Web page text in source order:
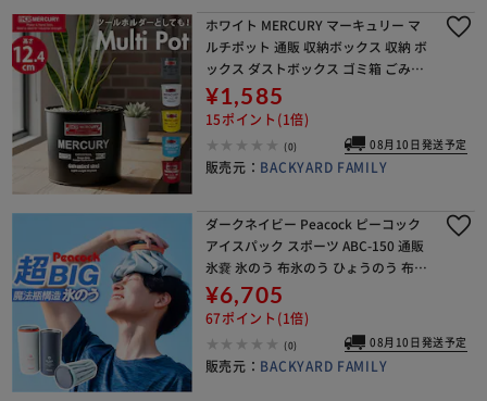
ホワイト MERCURY マーキュリー マ
ルチポット 通販 収納ボックス 収納 ボ
ックス ダストボックス ゴミ箱 ごみ箱
おもちゃ箱 マルチボックス ランドリ
ーボックス アメリカン シンプル レト
¥1,585
15ポイント(1倍)
(0) 08月10日発送予定
販売元： BACKYARD FAMILY
ダークネイビー Peacock ピーコック
アイスパック スポーツ ABC-150 通販
氷嚢 氷のう 布氷のう ひょうのう 布タ
イプ 保冷 ひんやり 冷却 クールダウン
冷やす しっかり冷やす 肌に
¥6,705
67ポイント(1倍)
(0) 08月10日発送予定
販売元： BACKYARD FAMILY